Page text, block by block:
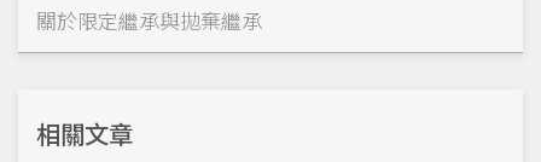
關於限定繼承與拋棄繼承
相關文章